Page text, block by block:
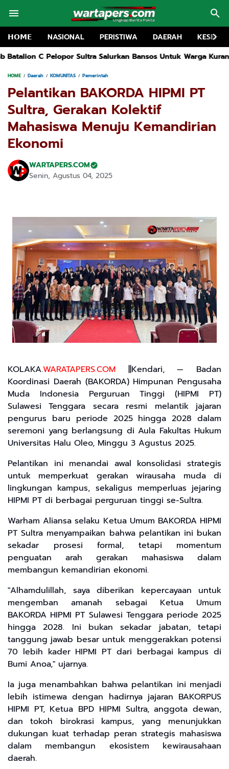
𝗛𝗢𝗠𝗘 NASIONAL PERISTIWA DAERAH
Salurkan Bansos Untuk Warga Kurang Mampu Di Kolaka
HOME Daerah KOMUNITAS Pemerintah
Pelantikan BAKORDA HIPMI PT
Sultra, Gerakan Kolektif
Mahasiswa Menuju Kemandirian
Ekonomi
WARTAPERS.COM
Senin, Agustus 04, 2025
KOLAKA.WARATAPERS.COM ||Kendari, — Badan
Koordinasi Daerah (BAKORDA) Himpunan Pengusaha
Muda Indonesia Perguruan Tinggi (HIPMI PT)
Sulawesi Tenggara secara resmi melantik jajaran
pengurus baru periode 2025 hingga 2028 dalam
seremoni yang berlangsung di Aula Fakultas Hukum
Universitas Halu Oleo, Minggu 3 Agustus 2025.
Pelantikan ini menandai awal konsolidasi strategis
untuk memperkuat gerakan wirausaha muda di
lingkungan kampus, sekaligus memperluas jejaring
HIPMI PT di berbagai perguruan tinggi se-Sultra.
Warham Aliansa selaku Ketua Umum BAKORDA HIPMI
PT Sultra menyampaikan bahwa pelantikan ini bukan
sekadar prosesi formal, tetapi momentum
penguatan arah gerakan mahasiswa dalam
membangun kemandirian ekonomi.
"Alhamdulillah, saya diberikan kepercayaan untuk
mengemban amanah sebagai Ketua Umum
BAKORDA HIPMI PT Sulawesi Tenggara periode 2025
hingga 2028. Ini bukan sekadar jabatan, tetapi
tanggung jawab besar untuk menggerakkan potensi
70 lebih kader HIPMI PT dari berbagai kampus di
Bumi Anoa," ujarnya.
Ia juga menambahkan bahwa pelantikan ini menjadi
lebih istimewa dengan hadirnya jajaran BAKORPUS
HIPMI PT, Ketua BPD HIPMI Sultra, anggota dewan,
dan tokoh birokrasi kampus, yang menunjukkan
dukungan kuat terhadap peran strategis mahasiswa
dalam membangun ekosistem kewirausahaan
daerah.